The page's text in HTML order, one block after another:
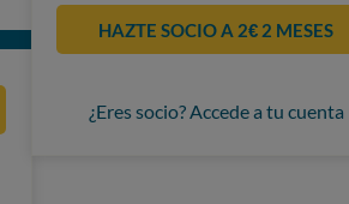
HAZTE SOCIO A 2€ 2 MESES
¿Eres socio? Accede a tu cuenta